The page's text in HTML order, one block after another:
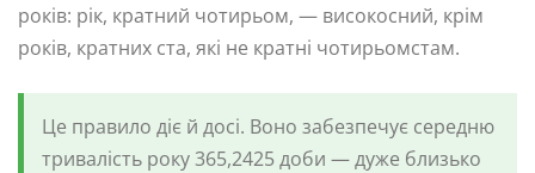
років: рік, кратний чотирьом, — високосний, крім
років, кратних ста, які не кратні чотирьомстам.
Це правило діє й досі. Воно забезпечує середню
тривалість року 365,2425 доби — дуже близько